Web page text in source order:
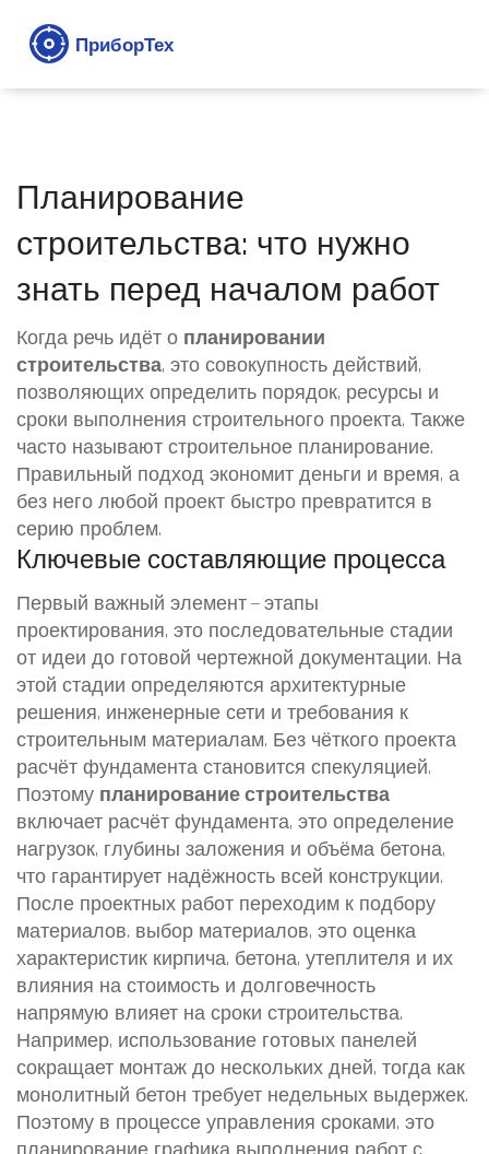
Планирование
строительства: что нужно
знать перед началом работ
Когда речь идёт о планировании
строительства, это совокупность действий,
позволяющих определить порядок, ресурсы и
сроки выполнения строительного проекта. Также
часто называют строительное планирование.
Правильный подход экономит деньги и время, а
без него любой проект быстро превратится в
серию проблем.
Ключевые составляющие процесса
Первый важный элемент —этапы
проектирования, это последовательные стадии
от идеи до готовой чертежной документации. На
этой стадии определяются архитектурные
решения, инженерные сети и требования к
строительным материалам. Без чёткого проекта
расчёт фундамента становится спекуляцией.
Поэтому планирование строительства
включает расчёт фундамента, это определение
нагрузок, глубины заложения и объёма бетона,
что гарантирует надёжность всей конструкции.
После проектных работ переходим к подбору
материалов. выбор материалов, это оценка
характеристик кирпича, бетона, утеплителя и их
влияния на стоимость и долговечность
напрямую влияет на сроки строительства.
Например, использование готовых панелей
сокращает монтаж до нескольких дней, тогда как
монолитный бетон требует недельных выдержек.
Поэтому в процессе управления сроками, это